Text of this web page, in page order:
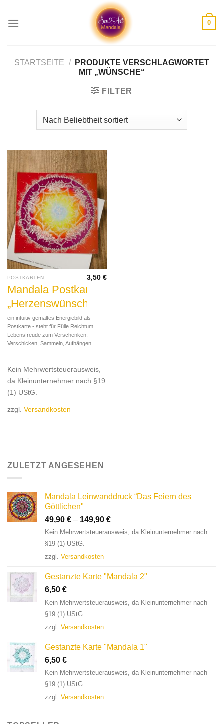
0
STARTSEITE /
PRODUKTE VERSCHLAGWORTET
MIT „WÜNSCHE“
FILTER
POSTKARTEN
Mandala Postkarte
„Herzenswünsche“
3,50€
ein intuitiv gemaltes Energiebild als
Postkarte - steht für Fülle Reichtum
Lebensfreude zum Verschenken,
Verschicken, Sammeln, Aufhängen...
Kein Mehrwertsteuerausweis,
da Kleinunternehmer nach §19
(1) UStG.
zzgl. Versandkosten
ZULETZT ANGESEHEN
Mandala Leinwanddruck “Das Feiern des
Göttlichen"
49,90 € – 149,90 €
Kein Mehrwertsteuerausweis, da Kleinunternehmer nach
§19 (1) UStG.
zzgl. Versandkosten
Gestanzte Karte "Mandala 2"
6,50 €
Kein Mehrwertsteuerausweis, da Kleinunternehmer nach
§19 (1) UStG.
zzgl. Versandkosten
Gestanzte Karte "Mandala 1"
6,50 €
Kein Mehrwertsteuerausweis, da Kleinunternehmer nach
§19 (1) UStG.
zzgl. Versandkosten